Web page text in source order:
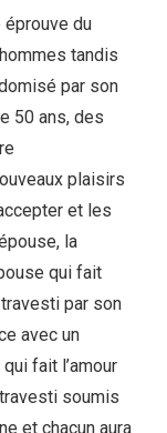
éprouve du
tandis
par son
50 ans, des
plaisirs
et les
la
qui fait
par son
avec un
fait l’amour
soumis
et chacun aura